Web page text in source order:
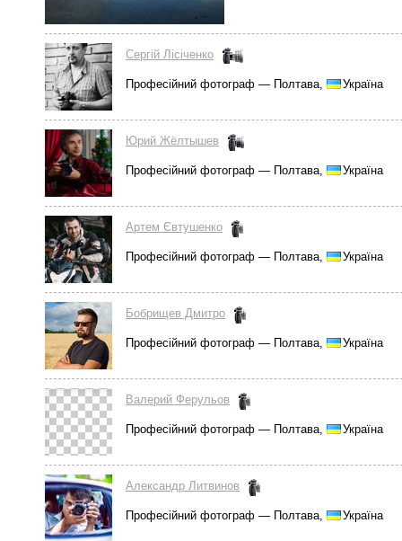
Сергій Лісіченко
Професійний фотограф — Полтава, Україна
Юрий Жёлтышев
Професійний фотограф — Полтава, Україна
Артем Євтушенко
Професійний фотограф — Полтава, Україна
Бобрищев Дмитро
Професійний фотограф — Полтава, Україна
Валерий Ферульов
Професійний фотограф — Полтава, Україна
Александр Литвинов
Професійний фотограф — Полтава, Україна